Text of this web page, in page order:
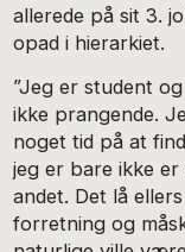
allerede på sit 3.
opad i hierarkiet.
”Jeg er student
ikke prangende.
noget tid på at
jeg er bare ikke
andet. Det lå
forretning og